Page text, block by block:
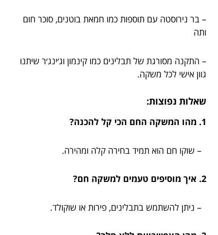
– בר נירוסטה עם תוספות כמו חמאת בוטנים, סוכר חום
ותה
– התקנה מסורגת של תבלינים כמו קינמון וג׳ינג׳ר שיתנו
גוון אישי לכל משקה.
שאלות נפוצות:
1. מהו המשקה החם הכי קל להכנה?
– שוקו חם הוא תמיד בחירה קלה ומהירה.
2. איך מוסיפים טעמים למשקה חם?
– ניתן להשתמש בתבלינים, פירות או שוקולד.